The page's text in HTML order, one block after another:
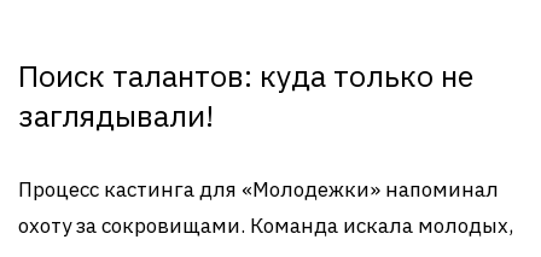
Поиск талантов: куда только не
заглядывали!
Процесс кастинга для «Молодежки» напоминал
охоту за сокровищами. Команда искала молодых,